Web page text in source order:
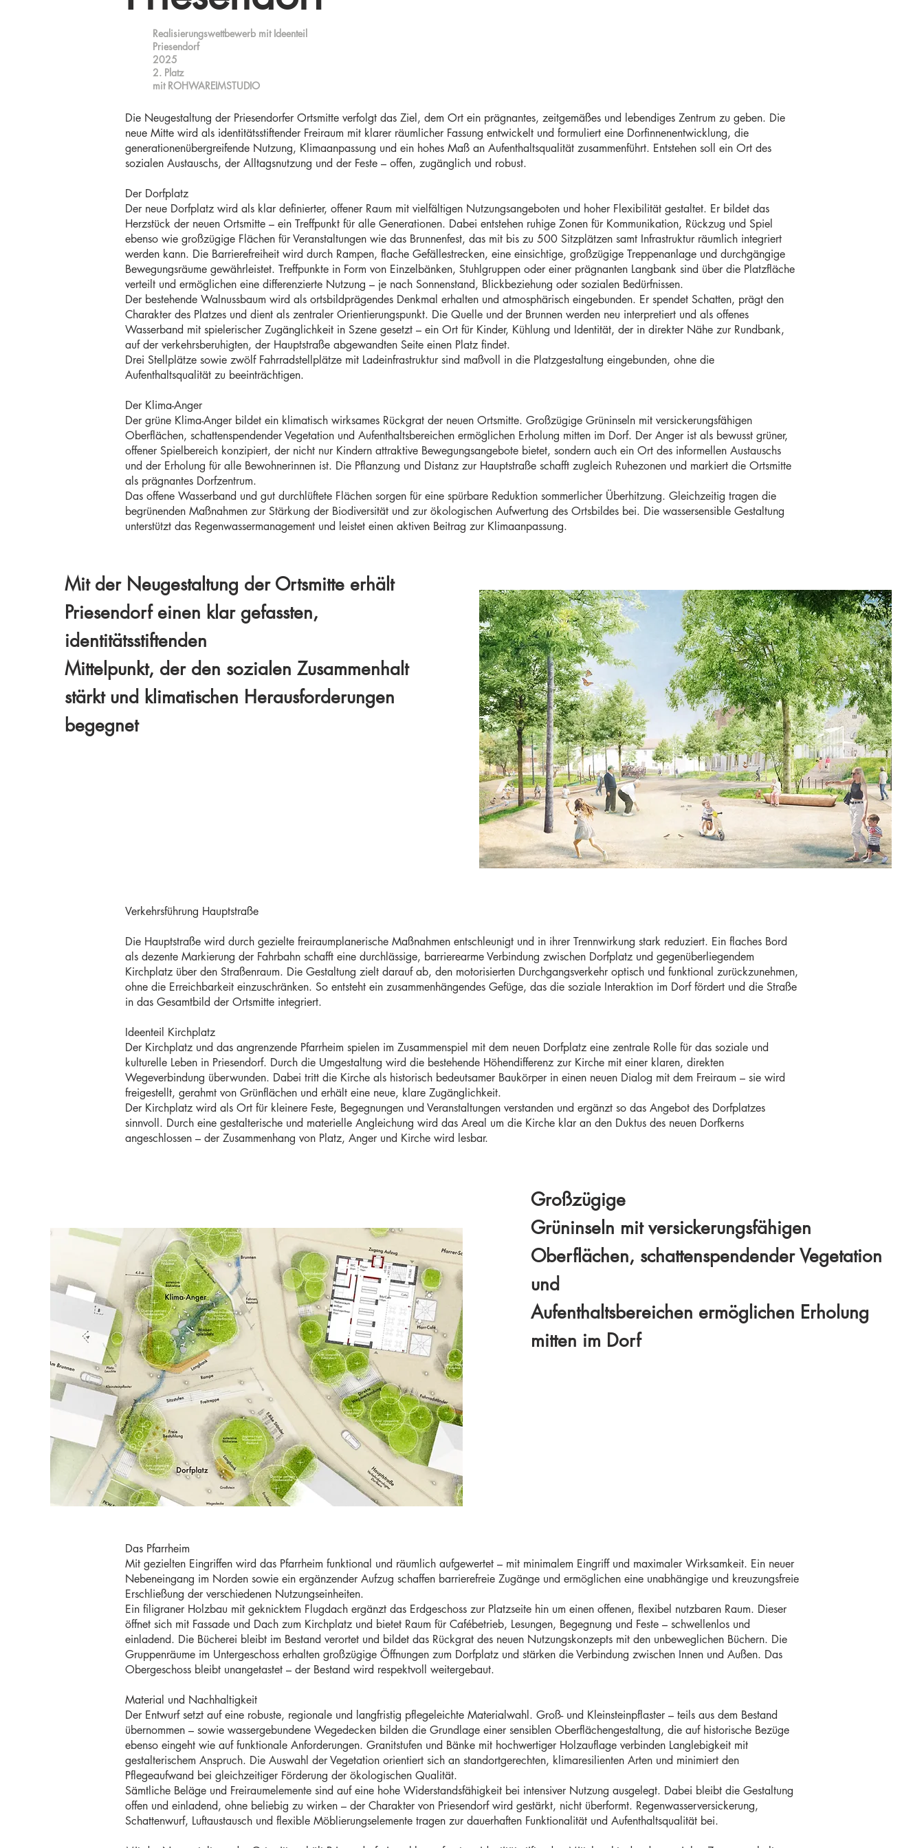
Realisierungswettbewerb mit Ideenteil
Priesendorf
2025
2. Platz
mit ROHWAREIMSTUDIO
Die Neugestaltung der Priesendorfer Ortsmitte verfolgt das Ziel, dem Ort ein prägnantes, zeitgemäßes und lebendiges Zentrum zu geben. Die
neue Mitte wird als identitätsstiftender Freiraum mit klarer räumlicher Fassung entwickelt und formuliert eine Dorfinnenentwicklung, die
generationenübergreifende Nutzung, Klimaanpassung und ein hohes Maß an Aufenthaltsqualität zusammenführt. Entstehen soll ein Ort des
sozialen Austauschs, der Alltagsnutzung und der Feste – offen, zugänglich und robust.
Der Dorfplatz
Der neue Dorfplatz wird als klar definierter, offener Raum mit vielfältigen Nutzungsangeboten und hoher Flexibilität gestaltet. Er bildet das
Herzstück der neuen Ortsmitte – ein Treffpunkt für alle Generationen. Dabei entstehen ruhige Zonen für Kommunikation, Rückzug und Spiel
ebenso wie großzügige Flächen für Veranstaltungen wie das Brunnenfest, das mit bis zu 500 Sitzplätzen samt Infrastruktur räumlich integriert
werden kann. Die Barrierefreiheit wird durch Rampen, flache Gefällestrecken, eine einsichtige, großzügige Treppenanlage und durchgängige
Bewegungsräume gewährleistet. Treffpunkte in Form von Einzelbänken, Stuhlgruppen oder einer prägnanten Langbank sind über die Platzfläche
verteilt und ermöglichen eine differenzierte Nutzung – je nach Sonnenstand, Blickbeziehung oder sozialen Bedürfnissen.
Der bestehende Walnussbaum wird als ortsbildprägendes Denkmal erhalten und atmosphärisch eingebunden. Er spendet Schatten, prägt den
Charakter des Platzes und dient als zentraler Orientierungspunkt. Die Quelle und der Brunnen werden neu interpretiert und als offenes
Wasserband mit spielerischer Zugänglichkeit in Szene gesetzt – ein Ort für Kinder, Kühlung und Identität, der in direkter Nähe zur Rundbank,
auf der verkehrsberuhigten, der Hauptstraße abgewandten Seite einen Platz findet.
Drei Stellplätze sowie zwölf Fahrradstellplätze mit Ladeinfrastruktur sind maßvoll in die Platzgestaltung eingebunden, ohne die
Aufenthaltsqualität zu beeinträchtigen.
Der Klima-Anger
Der grüne Klima-Anger bildet ein klimatisch wirksames Rückgrat der neuen Ortsmitte. Großzügige Grüninseln mit versickerungsfähigen
Oberflächen, schattenspendender Vegetation und Aufenthaltsbereichen ermöglichen Erholung mitten im Dorf. Der Anger ist als bewusst grüner,
offener Spielbereich konzipiert, der nicht nur Kindern attraktive Bewegungsangebote bietet, sondern auch ein Ort des informellen Austauschs
und der Erholung für alle Bewohnerinnen ist. Die Pflanzung und Distanz zur Hauptstraße schafft zugleich Ruhezonen und markiert die Ortsmitte
als prägnantes Dorfzentrum.
Das offene Wasserband und gut durchlüftete Flächen sorgen für eine spürbare Reduktion sommerlicher Überhitzung. Gleichzeitig tragen die
begrünenden Maßnahmen zur Stärkung der Biodiversität und zur ökologischen Aufwertung des Ortsbildes bei. Die wassersensible Gestaltung
unterstützt das Regenwassermanagement und leistet einen aktiven Beitrag zur Klimaanpassung.
Mit der Neugestaltung der Ortsmitte erhält
Priesendorf einen klar gefassten,
identitätsstiftenden
Mittelpunkt, der den sozialen Zusammenhalt
stärkt und klimatischen Herausforderungen
begegnet
Verkehrsführung Hauptstraße
Die Hauptstraße wird durch gezielte freiraumplanerische Maßnahmen entschleunigt und in ihrer Trennwirkung stark reduziert. Ein flaches Bord
als dezente Markierung der Fahrbahn schafft eine durchlässige, barrierearme Verbindung zwischen Dorfplatz und gegenüberliegendem
Kirchplatz über den Straßenraum. Die Gestaltung zielt darauf ab, den motorisierten Durchgangsverkehr optisch und funktional zurückzunehmen,
ohne die Erreichbarkeit einzuschränken. So entsteht ein zusammenhängendes Gefüge, das die soziale Interaktion im Dorf fördert und die Straße
in das Gesamtbild der Ortsmitte integriert.
Ideenteil Kirchplatz
Der Kirchplatz und das angrenzende Pfarrheim spielen im Zusammenspiel mit dem neuen Dorfplatz eine zentrale Rolle für das soziale und
kulturelle Leben in Priesendorf. Durch die Umgestaltung wird die bestehende Höhendifferenz zur Kirche mit einer klaren, direkten
Wegeverbindung überwunden. Dabei tritt die Kirche als historisch bedeutsamer Baukörper in einen neuen Dialog mit dem Freiraum – sie wird
freigestellt, gerahmt von Grünflächen und erhält eine neue, klare Zugänglichkeit.
Der Kirchplatz wird als Ort für kleinere Feste, Begegnungen und Veranstaltungen verstanden und ergänzt so das Angebot des Dorfplatzes
sinnvoll. Durch eine gestalterische und materielle Angleichung wird das Areal um die Kirche klar an den Duktus des neuen Dorfkerns
angeschlossen – der Zusammenhang von Platz, Anger und Kirche wird lesbar.
Großzügige
Grüninseln mit versickerungsfähigen
Oberflächen, schattenspendender Vegetation
und
Aufenthaltsbereichen ermöglichen Erholung
mitten im Dorf
Das Pfarrheim
Mit gezielten Eingriffen wird das Pfarrheim funktional und räumlich aufgewertet – mit minimalem Eingriff und maximaler Wirksamkeit. Ein neuer
Nebeneingang im Norden sowie ein ergänzender Aufzug schaffen barrierefreie Zugänge und ermöglichen eine unabhängige und kreuzungsfreie
Erschließung der verschiedenen Nutzungseinheiten.
Ein filigraner Holzbau mit geknicktem Flugdach ergänzt das Erdgeschoss zur Platzseite hin um einen offenen, flexibel nutzbaren Raum. Dieser
öffnet sich mit Fassade und Dach zum Kirchplatz und bietet Raum für Cafébetrieb, Lesungen, Begegnung und Feste – schwellenlos und
einladend. Die Bücherei bleibt im Bestand verortet und bildet das Rückgrat des neuen Nutzungskonzepts mit den unbeweglichen Büchern. Die
Gruppenräume im Untergeschoss erhalten großzügige Öffnungen zum Dorfplatz und stärken die Verbindung zwischen Innen und Außen. Das
Obergeschoss bleibt unangetastet – der Bestand wird respektvoll weitergebaut.
Material und Nachhaltigkeit
Der Entwurf setzt auf eine robuste, regionale und langfristig pflegeleichte Materialwahl. Groß- und Kleinsteinpflaster – teils aus dem Bestand
übernommen – sowie wassergebundene Wegedecken bilden die Grundlage einer sensiblen Oberflächengestaltung, die auf historische Bezüge
ebenso eingeht wie auf funktionale Anforderungen. Granitstufen und Bänke mit hochwertiger Holzauflage verbinden Langlebigkeit mit
gestalterischem Anspruch. Die Auswahl der Vegetation orientiert sich an standortgerechten, klimaresilienten Arten und minimiert den
Pflegeaufwand bei gleichzeitiger Förderung der ökologischen Qualität.
Sämtliche Beläge und Freiraumelemente sind auf eine hohe Widerstandsfähigkeit bei intensiver Nutzung ausgelegt. Dabei bleibt die Gestaltung
offen und einladend, ohne beliebig zu wirken – der Charakter von Priesendorf wird gestärkt, nicht überformt. Regenwasserversickerung,
Schattenwurf, Luftaustausch und flexible Möblierungselemente tragen zur dauerhaften Funktionalität und Aufenthaltsqualität bei.